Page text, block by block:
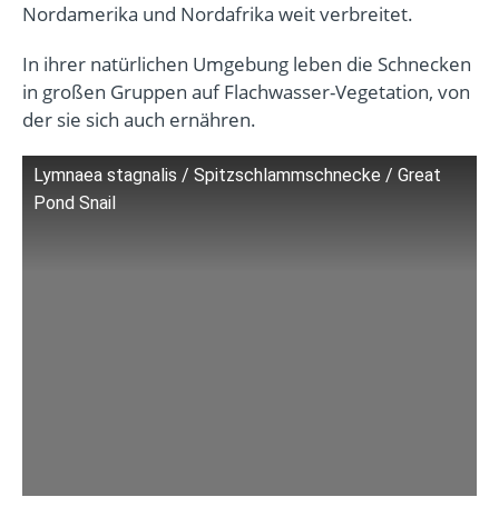
Nordamerika und Nordafrika weit verbreitet.
In ihrer natürlichen Umgebung leben die Schnecken
in großen Gruppen auf Flachwasser-Vegetation, von
der sie sich auch ernähren.
Lymnaea stagnalis / Spitzschlammschnecke / Great
Pond Snail